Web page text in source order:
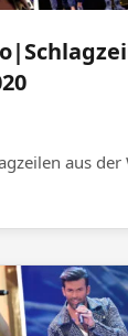
aus der